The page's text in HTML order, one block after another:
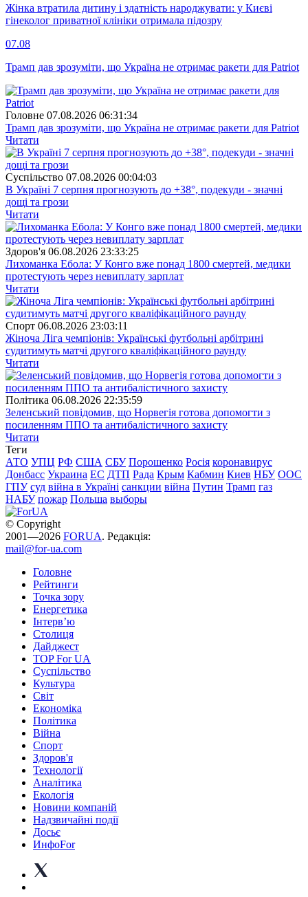
Жінка втратила дитину і здатність народжувати: у Києві
гінеколог приватної клініки отримала підозру
07.08
Трамп дав зрозуміти, що Україна не отримає ракети для Patriot
Головне 07.08.2026 06:31:34
Трамп дав зрозуміти, що Україна не отримає ракети для Patriot
Читати
Суспiльство 07.08.2026 00:04:03
В Україні 7 серпня прогнозують до +38°, подекуди - значні
дощі та грози
Читати
Здоров'я 06.08.2026 23:33:25
Лихоманка Ебола: У Конго вже понад 1800 смертей, медики
протестують через невиплату зарплат
Читати
Спорт 06.08.2026 23:03:11
Жіноча Ліга чемпіонів: Українські футбольні арбітрині
судитимуть матчі другого кваліфікаційного раунду
Читати
Полiтика 06.08.2026 22:35:59
Зеленський повідомив, що Норвегія готова допомогти з
посиленням ППО та антибалістичного захисту
Читати
Теги
АТО УПЦ РФ США СБУ Порошенко Росія коронавирус
Донбасс Украина ЕС ДТП Рада Крым Кабмин Киев НБУ ООС
ГПУ суд війна в Україні санкции війна Путин Трамп газ
НАБУ пожар Польша выборы
© Copyright
2001—2026 FORUA. Редакція:
mail@for-ua.com
Головне
Рейтинги
Точка зору
Енергетика
Інтерв’ю
Столиця
Дайджест
TOP For UA
Суспiльство
Культура
Світ
Економіка
Політика
Війна
Спорт
Здоров'я
Технології
Аналітика
Екологія
Новини компаній
Надзвичайні події
Досьє
ИнфоFor